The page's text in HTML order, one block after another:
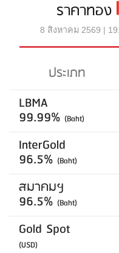
ราคาทอง
8 สิงหาคม 2569 |
ประเภท
LBMA
99.99% (Baht)
InterGold
96.5% (Baht)
สมาคมฯ
96.5% (Baht)
Gold Spot
(USD)